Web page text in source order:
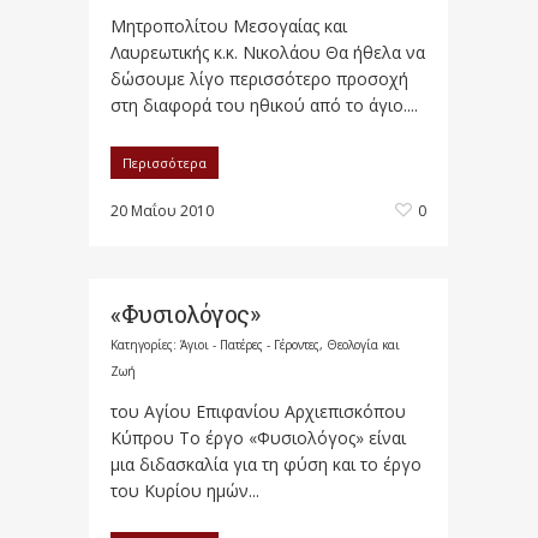
Μητροπολίτου Μεσογαίας και
Λαυρεωτικής κ.κ. Νικολάου Θα ήθελα να
δώσουμε λίγο περισσότερο προσοχή
στη διαφορά του ηθικού από το άγιο....
Περισσότερα
20 Μαΐου 2010 0
«Φυσιολόγος»
Κατηγορίες: Άγιοι - Πατέρες - Γέροντες, Θεολογία και
Ζωή
του Αγίου Επιφανίου Αρχιεπισκόπου
Κύπρου Το έργο «Φυσιολόγος» είναι
μια διδασκαλία για τη φύση και το έργο
του Κυρίου ημών...